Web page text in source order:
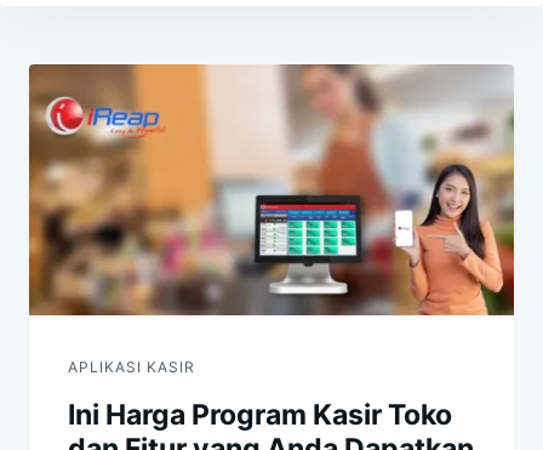
pos
APLIKASI KASIR
Ini Harga Program Kasir Toko